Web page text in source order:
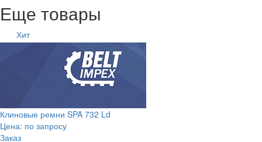
Еще товары
Хит
Клиновые ремни SPA 732 Ld
Цена: по запросу
Заказ